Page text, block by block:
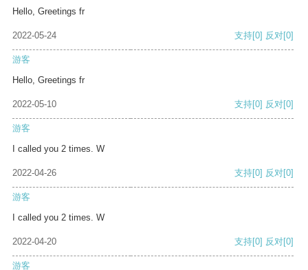
Hello, Greetings fr
2022-05-24 支持[0] 反对[0]
游客
Hello, Greetings fr
2022-05-10 支持[0] 反对[0]
游客
I called you 2 times. W
2022-04-26 支持[0] 反对[0]
游客
I called you 2 times. W
2022-04-20 支持[0] 反对[0]
游客